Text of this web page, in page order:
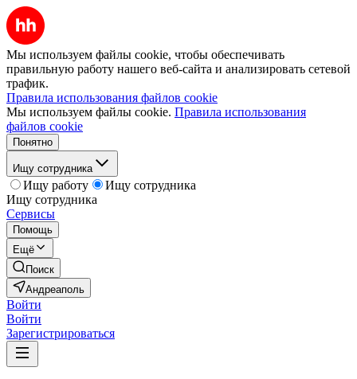
Мы используем файлы cookie, чтобы обеспечивать
правильную работу нашего веб-сайта и анализировать сетевой
трафик.
Правила использования файлов cookie
Мы используем файлы cookie. Правила использования
файлов cookie
Понятно
Ищу сотрудника
Ищу работу
Ищу сотрудника
Ищу сотрудника
Сервисы
Помощь
Ещё
Поиск
Андреаполь
Войти
Войти
Зарегистрироваться